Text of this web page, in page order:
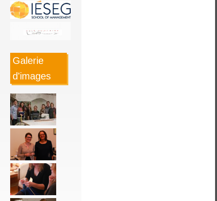
Galerie
d'images